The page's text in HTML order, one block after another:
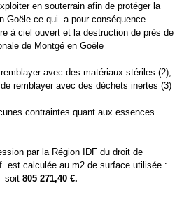
en souterrain afin de protéger la
Goële ce qui a pour conséquence
à ciel ouvert et la destruction de près de
de Montgé en Goële
avec des matériaux stériles (2),
remblayer avec des déchets inertes (3)
s contraintes quant aux essences
par la Région IDF du droit de
est calculée au m2 de surface utilisée :
soit 805 271,40 €.